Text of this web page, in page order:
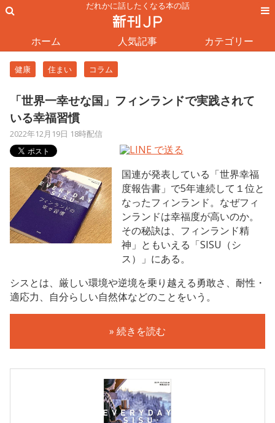
だれかに話したくなる本の話
ホーム 人気記事 カテゴリー
健康 住まい コラム
「世界一幸せな国」フィンランドで実践されて
いる幸福習慣
2022年12月19日 18時配信
国連が発表している「世界幸福
度報告書」で5年連続して１位と
なったフィンランド。なぜフィ
ンランドは幸福度が高いのか。
その秘訣は、フィンランド精
神」ともいえる「SISU（シ
ス）」にある。
シスとは、厳しい環境や逆境を乗り越える勇敢さ、耐性・
適応力、自分らしい自然体などのことをいう。
» 続きを読む